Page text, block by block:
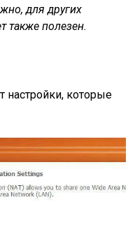
для других
также полезен.
настройки, которые